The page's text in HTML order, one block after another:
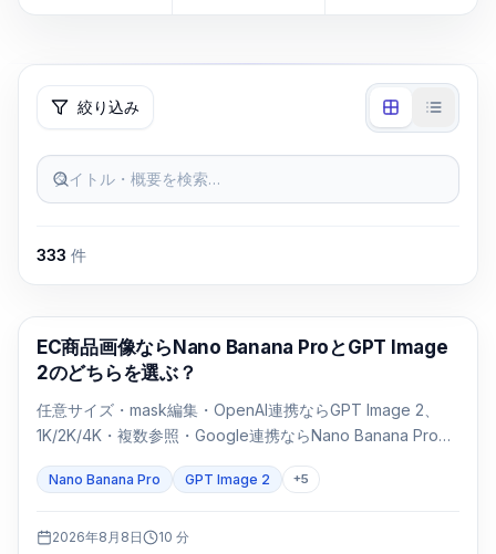
絞り込み
タイトル・概要を検索…
333 件
AI画像生成
EC商品画像ならNano Banana ProとGPT Image
2のどちらを選ぶ？
任意サイズ・mask編集・OpenAI連携ならGPT Image 2、
1K/2K/4K・複数参照・Google連携ならNano Banana Proを
SKUで両方を検証します。
Nano Banana Pro GPT Image 2 +5
2026年8月8日 10 分